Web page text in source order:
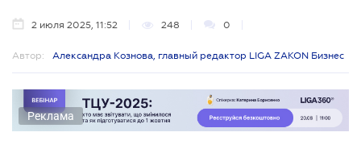
2 июля 2025, 11:52 248 0
Автор: Александра Кознова, главный редактор LIGA ZAKON Бизнес
Реклама